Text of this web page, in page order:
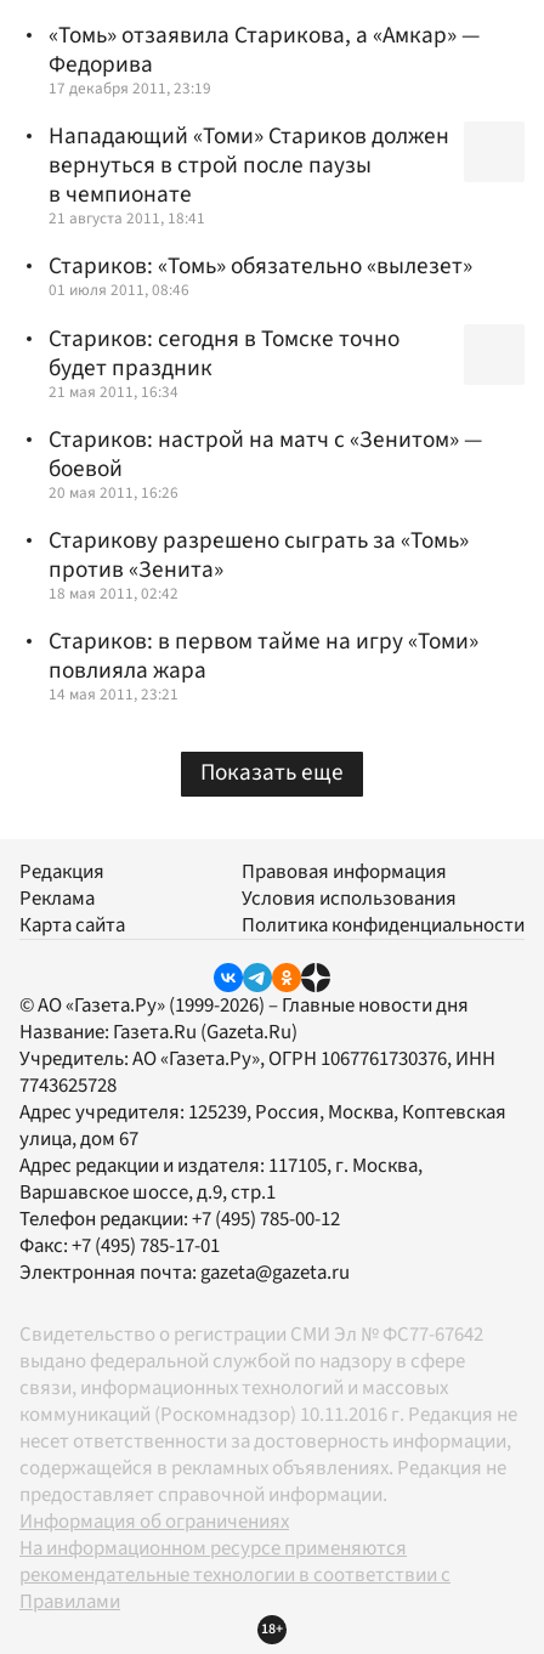
«Томь» отзаявила Старикова, а «Амкар» —
Федорива
17 декабря 2011, 23:19
Нападающий «Томи» Стариков должен
вернуться в строй после паузы
в чемпионате
21 августа 2011, 18:41
Стариков: «Томь» обязательно «вылезет»
01 июля 2011, 08:46
Стариков: сегодня в Томске точно
будет праздник
21 мая 2011, 16:34
Стариков: настрой на матч с «Зенитом» —
боевой
20 мая 2011, 16:26
Старикову разрешено сыграть за «Томь»
против «Зенита»
18 мая 2011, 02:42
Стариков: в первом тайме на игру «Томи»
повлияла жара
14 мая 2011, 23:21
Показать еще
Редакция
Реклама
Карта сайта
Правовая информация
Условия использования
Политика конфиденциальности
© АО «Газета.Ру» (1999-2026) – Главные новости дня
Название: Газета.Ru (Gazeta.Ru)
Учредитель:АО «Газета.Ру», ОГРН 1067761730376, ИНН
7743625728
Адрес учредителя: 125239, Россия, Москва, Коптевская
улица, дом 67
Адрес редакции и издателя: 117105, г. Москва,
Варшавское шоссе, д.9, стр.1
Телефон редакции:+7 (495) 785-00-12
Факс:+7 (495) 785-17-01
Электронная почта:gazeta@gazeta.ru
Свидетельство о регистрации СМИ Эл № ФС77-67642
выдано федеральной службой по надзору в сфере
связи, информационных технологий и массовых
коммуникаций (Роскомнадзор) 10.11.2016 г. Редакция не
несет ответственности за достоверность информации,
содержащейся в рекламных объявлениях. Редакция не
предоставляет справочной информации.
Информация об ограничениях
На информационном ресурсе применяются
рекомендательные технологии в соответствии с
Правилами
18+